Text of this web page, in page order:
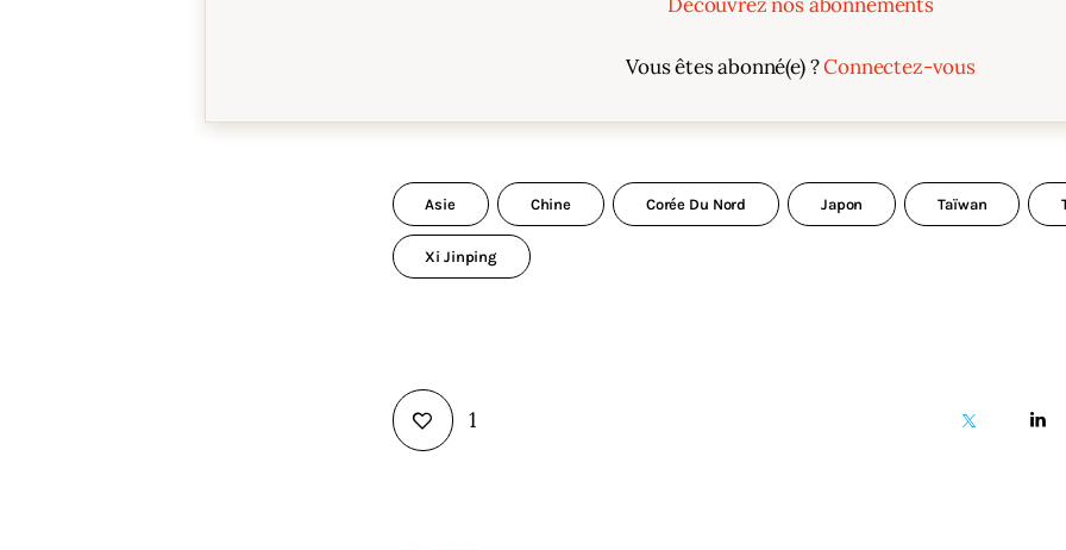
Vous êtes abonné(e) ?Connectez-vous
Asie Chine Corée Du Nord Japon Taïwan
Xi Jinping
1